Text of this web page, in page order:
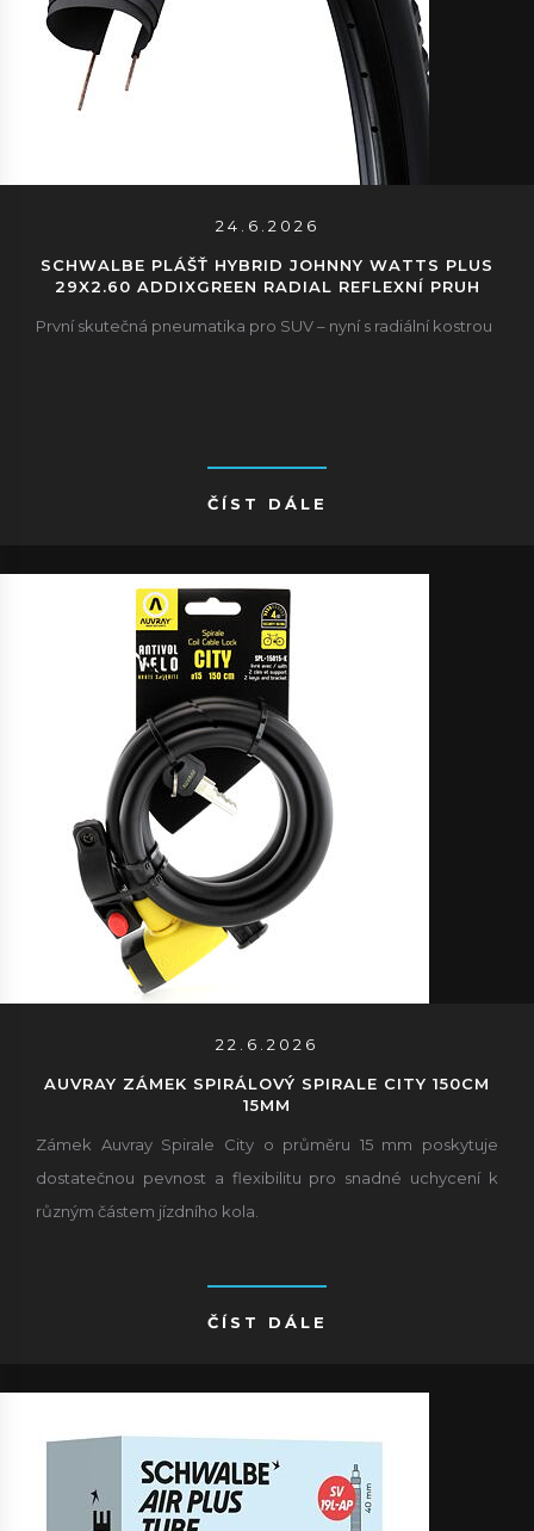
24.6.2026
SCHWALBE PLÁŠŤ HYBRID JOHNNY WATTS PLUS
29X2.60 ADDIXGREEN RADIAL REFLEXNÍ PRUH
První skutečná pneumatika pro SUV – nyní s radiální kostrou
ČÍST DÁLE
22.6.2026
AUVRAY ZÁMEK SPIRÁLOVÝ SPIRALE CITY 150CM
15MM
Zámek Auvray Spirale City o průměru 15 mm poskytuje
dostatečnou pevnost a flexibilitu pro snadné uchycení k
různým částem jízdního kola.
ČÍST DÁLE